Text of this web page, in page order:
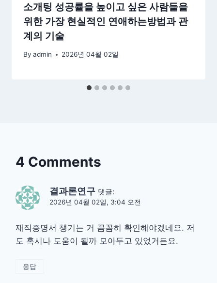
소개팅 성공률을 높이고 싶은 사람들을
위한 가장 현실적인 연애하는방법과 관
계의 기술
By admin 2026년 04월 02일
4 Comments
결과론연구 댓글:
2026년 04월 02일, 3:04 오전
재직증명서 챙기는 거 꼼꼼히 확인해야겠네요. 저
도 혹시나 도움이 될까 모아두고 있었거든요.
응답